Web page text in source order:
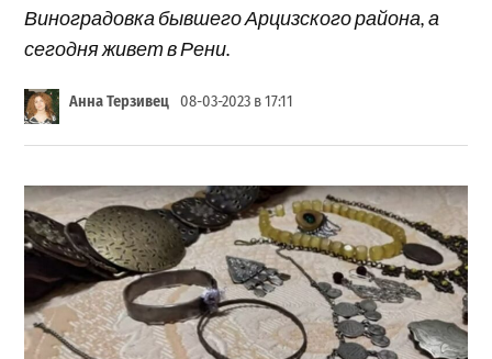
Виноградовка бывшего Арцизского района, а
сегодня живет в Рени.
Анна Терзивец 08-03-2023 в 17:11